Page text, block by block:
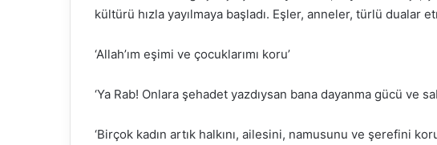
kültürü hızla yayılmaya başladı. Eşler, anneler, türlü dualar
‘Allah’ım eşimi ve çocuklarımı koru’
‘Ya Rab! Onlara şehadet yazdıysan bana dayanma gücü ve
‘Birçok kadın artık halkını, ailesini, namusunu ve şerefini
Abdou Salam